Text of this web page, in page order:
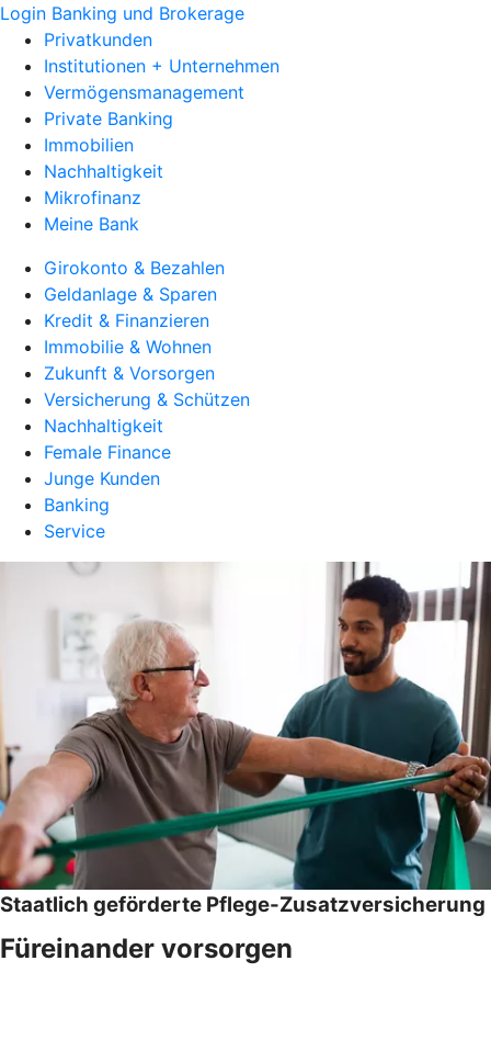
Login Banking und Brokerage
Privatkunden
Institutionen + Unternehmen
Vermögensmanagement
Private Banking
Immobilien
Nachhaltigkeit
Mikrofinanz
Meine Bank
Girokonto & Bezahlen
Geldanlage & Sparen
Kredit & Finanzieren
Immobilie & Wohnen
Zukunft & Vorsorgen
Versicherung & Schützen
Nachhaltigkeit
Female Finance
Junge Kunden
Banking
Service
Staatlich geförderte Pflege-Zusatz­versicherung
Füreinander vorsorgen